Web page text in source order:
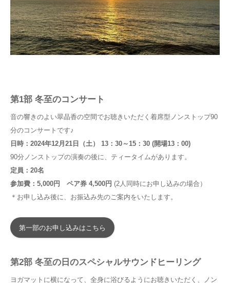
第1部 冬至のコンサート
音の響きのよい翠晶香の空間でお聴きいただく着席型ノンストップ90
分のコンサートです♪
日時：2024年12月21日（土） 13：30～15：30 (開場13：00)
90分ノンストップの演奏の後に、ティータイムがあります。
定員：20名
参加費：5,000円 ペア券 4,500円 (2人同時にお申し込みの場合）
＊お申し込み後に、お振込み先のご案内をいたします。
第一部のお申し込みはこちら
第2部 冬至の日のスペシャルサウンドヒーリング
ヨガマットに横になって、全身に浴びるようにお聴きいただく、ノン